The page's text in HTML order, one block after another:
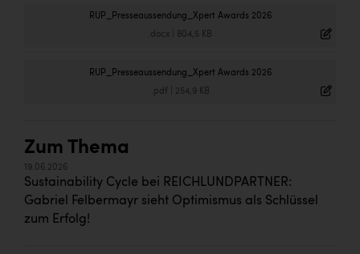
RUP_Presseaussendung_Xpert Awards 2026
.docx 804,5 KB
RUP_Presseaussendung_Xpert Awards 2026
.pdf 254,9 KB
Zum Thema
19.06.2026
Sustainability Cycle bei REICHLUNDPARTNER:
Gabriel Felbermayr sieht Optimismus als Schlüssel
zum Erfolg!